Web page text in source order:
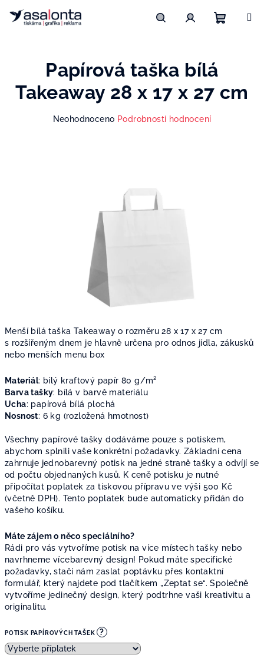
Menší bílá taška Takeaway o rozměru 28 x 17 x 27 cm
s rozšířeným dnem je hlavně určena pro odnos jídla, zákusků
nebo menších menu box
Materiál: bílý kraftový papír 80 g/m²
Barva tašky: bílá v barvě materiálu
Ucha: papírová bílá plochá
Nosnost: 6 kg (rozložená hmotnost)
Všechny papírové tašky dodáváme pouze s potiskem,
abychom splnili vaše konkrétní požadavky. Základní cena
zahrnuje jednobarevný potisk na jedné straně tašky a odvíjí se
od počtu objednaných kusů. K ceně potisku je nutné
připočítat poplatek za tiskovou přípravu ve výši 500 Kč
(včetně DPH). Tento poplatek bude automaticky přidán do
vašeho košíku.
Máte zájem o něco speciálního?
Rádi pro vás vytvoříme potisk na více místech tašky nebo
navrhneme vícebarevný design! Pokud máte specifické
požadavky, stačí nám zaslat poptávku přes kontaktní
formulář, který najdete pod tlačítkem „Zeptat se“. Společně
vytvoříme jedinečný design, který podtrhne vaši kreativitu a
originalitu.
POTISK PAPÍROVÝCH TAŠEK ?
Papírová taška bílá
Takeaway 28 x 17 x 27 cm
Průměrné
Neohodnoceno Podrobnosti hodnocení